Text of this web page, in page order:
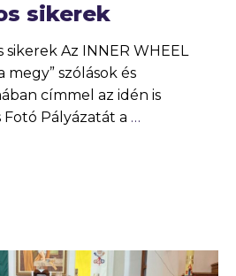
sikerek
Az INNER WHEEL
megy” szólások és
címmel az idén is
Pályázatát a …